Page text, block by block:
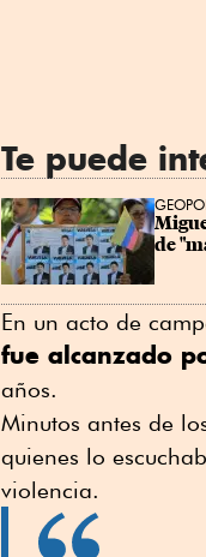
Te puede
de
En un acto de
fue alcanzado
años.
Minutos antes de
quienes lo
violencia.